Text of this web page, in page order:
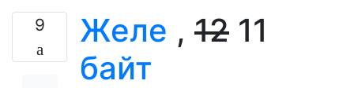
9 Желе , 12 11
байт